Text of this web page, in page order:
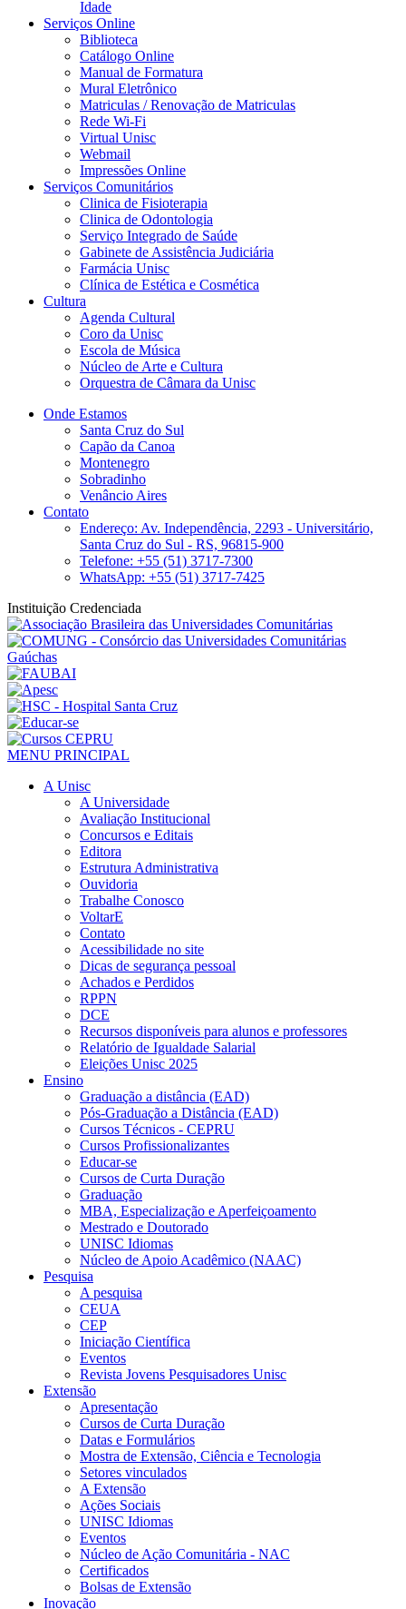
Idade
Serviços Online
Biblioteca
Catálogo Online
Manual de Formatura
Mural Eletrônico
Matriculas / Renovação de Matriculas
Rede Wi-Fi
Virtual Unisc
Webmail
Impressões Online
Serviços Comunitários
Clinica de Fisioterapia
Clinica de Odontologia
Serviço Integrado de Saúde
Gabinete de Assistência Judiciária
Farmácia Unisc
Clínica de Estética e Cosmética
Cultura
Agenda Cultural
Coro da Unisc
Escola de Música
Núcleo de Arte e Cultura
Orquestra de Câmara da Unisc
Onde Estamos
Santa Cruz do Sul
Capão da Canoa
Montenegro
Sobradinho
Venâncio Aires
Contato
Endereço: Av. Independência, 2293 - Universitário,
Santa Cruz do Sul - RS, 96815-900
Telefone: +55 (51) 3717-7300
WhatsApp: +55 (51) 3717-7425
Instituição Credenciada
MENU PRINCIPAL
A Unisc
A Universidade
Avaliação Institucional
Concursos e Editais
Editora
Estrutura Administrativa
Ouvidoria
Trabalhe Conosco
VoltarE
Contato
Acessibilidade no site
Dicas de segurança pessoal
Achados e Perdidos
RPPN
DCE
Recursos disponíveis para alunos e professores
Relatório de Igualdade Salarial
Eleições Unisc 2025
Ensino
Graduação a distância (EAD)
Pós-Graduação a Distância (EAD)
Cursos Técnicos - CEPRU
Cursos Profissionalizantes
Educar-se
Cursos de Curta Duração
Graduação
MBA, Especialização e Aperfeiçoamento
Mestrado e Doutorado
UNISC Idiomas
Núcleo de Apoio Acadêmico (NAAC)
Pesquisa
A pesquisa
CEUA
CEP
Iniciação Científica
Eventos
Revista Jovens Pesquisadores Unisc
Extensão
Apresentação
Cursos de Curta Duração
Datas e Formulários
Mostra de Extensão, Ciência e Tecnologia
Setores vinculados
A Extensão
Ações Sociais
UNISC Idiomas
Eventos
Núcleo de Ação Comunitária - NAC
Certificados
Bolsas de Extensão
Inovação